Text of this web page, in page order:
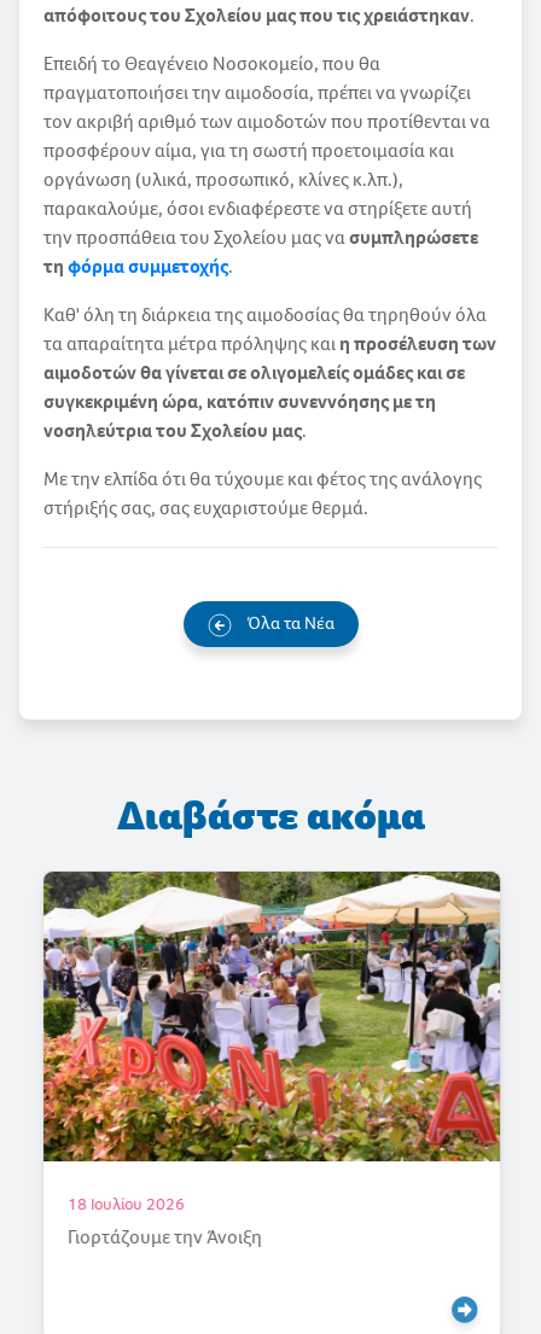
απόφοιτους του Σχολείου μας που τις χρειάστηκαν.
Επειδή το Θεαγένειο Νοσοκομείο, που θα
πραγματοποιήσει την αιμοδοσία, πρέπει να γνωρίζει
τον ακριβή αριθμό των αιμοδοτών που προτίθενται να
προσφέρουν αίμα, για τη σωστή προετοιμασία και
οργάνωση (υλικά, προσωπικό, κλίνες κ.λπ.),
παρακαλούμε, όσοι ενδιαφέρεστε να στηρίξετε αυτή
την προσπάθεια του Σχολείου μας νασυμπληρώσετε
τηφόρμα συμμετοχής.
Καθ' όλη τη διάρκεια της αιμοδοσίας θα τηρηθούν όλα
τα απαραίτητα μέτρα πρόληψης καιη προσέλευση των
αιμοδοτών θα γίνεται σε ολιγομελείς ομάδες και σε
συγκεκριμένη ώρα, κατόπιν συνεννόησης με τη
νοσηλεύτρια του Σχολείου μας.
Με την ελπίδα ότι θα τύχουμε και φέτος της ανάλογης
στήριξής σας, σας ευχαριστούμε θερμά.
Όλα τα Νέα
Διαβάστε ακόμα
18 Ιουλίου 2026
Γιορτάζουμε την Άνοιξη